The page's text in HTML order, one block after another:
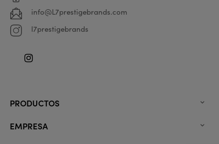
info@L7prestigebrands.com
l7prestigebrands
Instagram
PRODUCTOS 
EMPRESA 